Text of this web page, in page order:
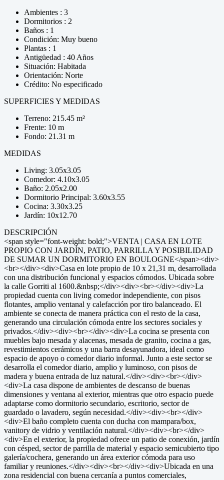
Ambientes : 3
Dormitorios : 2
Baños : 1
Condición: Muy bueno
Plantas : 1
Antigüedad : 40 Años
Situación: Habitada
Orientación: Norte
Crédito: No especificado
SUPERFICIES Y MEDIDAS
Terreno: 215.45 m²
Frente: 10 m
Fondo: 21.31 m
MEDIDAS
Living: 3.05x3.05
Comedor: 4.10x3.05
Baño: 2.05x2.00
Dormitorio Principal: 3.60x3.55
Cocina: 3.30x3.25
Jardín: 10x12.70
DESCRIPCIÓN
<span style="font-weight: bold;">VENTA | CASA EN LOTE
PROPIO CON JARDÍN, PATIO, PARRILLA Y POSIBILIDAD
DE SUMAR UN DORMITORIO EN BOULOGNE</span><div>
<br></div><div>Casa en lote propio de 10 x 21,31 m, desarrollada
con una distribución funcional y espacios cómodos. Ubicada sobre
la calle Gorriti al 1600.&nbsp;</div><div><br></div><div>La
propiedad cuenta con living comedor independiente, con pisos
flotantes, amplio ventanal y calefacción por tiro balanceado. El
ambiente se conecta de manera práctica con el resto de la casa,
generando una circulación cómoda entre los sectores sociales y
privados.</div><div><br></div><div>La cocina se presenta con
muebles bajo mesada y alacenas, mesada de granito, cocina a gas,
revestimientos cerámicos y una barra desayunadora, ideal como
espacio de apoyo o comedor diario informal. Junto a este sector se
desarrolla el comedor diario, amplio y luminoso, con pisos de
madera y buena entrada de luz natural.</div><div><br></div>
<div>La casa dispone de ambientes de descanso de buenas
dimensiones y ventana al exterior, mientras que otro espacio puede
adaptarse como dormitorio secundario, escritorio, sector de
guardado o lavadero, según necesidad.</div><div><br></div>
<div>El baño completo cuenta con ducha con mampara/box,
vanitory de vidrio y ventilación natural.</div><div><br></div>
<div>En el exterior, la propiedad ofrece un patio de conexión, jardín
con césped, sector de parrilla de material y espacio semicubierto tipo
galería/cochera, generando un área exterior cómoda para uso
familiar y reuniones.</div><div><br></div><div>Ubicada en una
zona residencial con buena cercanía a puntos comerciales,